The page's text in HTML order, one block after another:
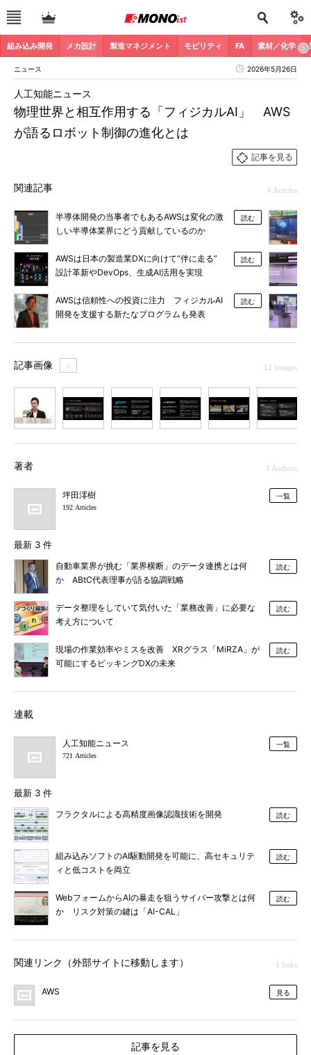
組み込み開発 メカ設計 製造マネジメント モビリティ FA 素材／化学
ニュース 2026年5月26日
物理世界と相互作用する「フィジカルAI」 AWS
が語るロボット制御の進化とは
人工知能ニュース
記事を見る
関連記事 6 Articles
半導体開発の当事者でもあるAWSは変化の激
しい半導体業界にどう貢献しているのか
読む
AWSは日本の製造業DXに向けて“伴に走る”
設計革新やDevOps、生成AI活用を実現
読む
AWSは信頼性への投資に注力 フィジカルAI
開発を支援する新たなプログラムも発表
読む
記事画像 ＋ 12 Images
著者 1 Authors
坪田澪樹
192 Articles
一覧
最新 3 件
自動車業界が挑む「業界横断」のデータ連携とは何
か ABtC代表理事が語る協調戦略
読む
データ整理をしていて気付いた「業務改善」に必要な
考え方について
読む
現場の作業効率やミスを改善 XRグラス「MiRZA」が
可能にするピッキングDXの未来
読む
連載
人工知能ニュース
721 Articles
一覧
最新 3 件
フラクタルによる高精度画像認識技術を開発 読む
組み込みソフトのAI駆動開発を可能に、高セキュリテ
ィと低コストを両立
読む
WebフォームからAIの暴走を狙うサイバー攻撃とは何
か リスク対策の鍵は「AI-CAL」
読む
関連リンク（外部サイトに移動します） 1 links
AWS 見る
記事を見る